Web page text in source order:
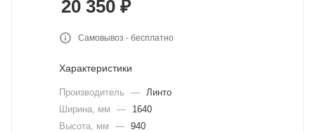
20 350 ₽
Самовывоз - бесплатно
Характеристики
Производитель — Линто
Ширина, мм
—
1640
Высота, мм
— 940